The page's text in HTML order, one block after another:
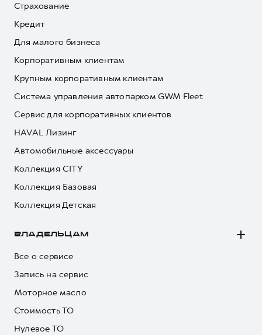
Страхование
Кредит
Для малого бизнеса
Корпоративным клиентам
Крупным корпоративным клиентам
Система управления автопарком GWM Fleet
Сервис для корпоративных клиентов
HAVAL Лизинг
Автомобильные аксессуары
Коллекция CITY
Коллекция Базовая
Коллекция Детская
ВЛАДЕЛЬЦАМ
Все о сервисе
Запись на сервис
Моторное масло
Стоимость ТО
Нулевое ТО